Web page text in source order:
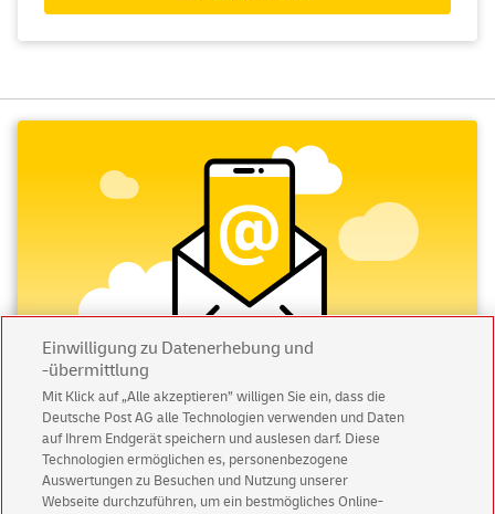
Abonnieren Sie unseren Newsletter
Immer informiert über exklusive Angebote und
Aktionen - jetzt mit Vorteil
Einwilligung zu Datenerhebung und
-übermittlung
Mit Klick auf „Alle akzeptieren” willigen Sie ein, dass die
Deutsche Post AG alle Technologien verwenden und Daten
auf Ihrem Endgerät speichern und auslesen darf. Diese
Technologien ermöglichen es, personenbezogene
Auswertungen zu Besuchen und Nutzung unserer
Webseite durchzuführen, um ein bestmögliches Online-